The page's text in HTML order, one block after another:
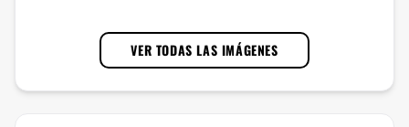
VER TODAS LAS IMÁGENES